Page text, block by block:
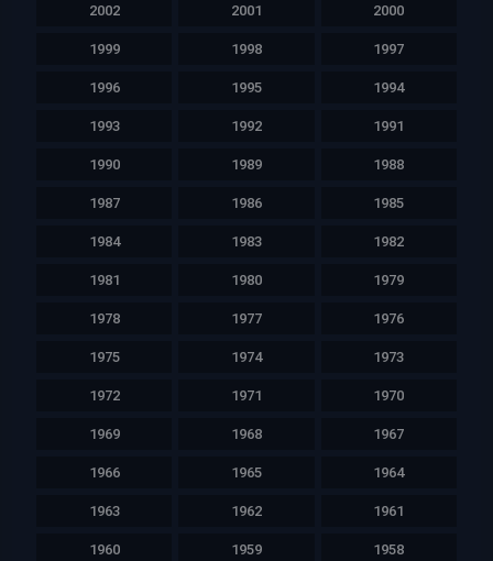
2002 2001 2000
1999 1998 1997
1996 1995 1994
1993 1992 1991
1990 1989 1988
1987 1986 1985
1984 1983 1982
1981 1980 1979
1978 1977 1976
1975 1974 1973
1972 1971 1970
1969 1968 1967
1966 1965 1964
1963 1962 1961
1960 1959 1958